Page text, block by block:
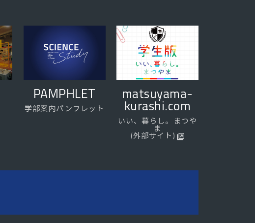
PAMPHLET
学部案内パンフレット
matsuyama-
kurashi.com
いい、暮らし。まつや
ま
(外部サイト)